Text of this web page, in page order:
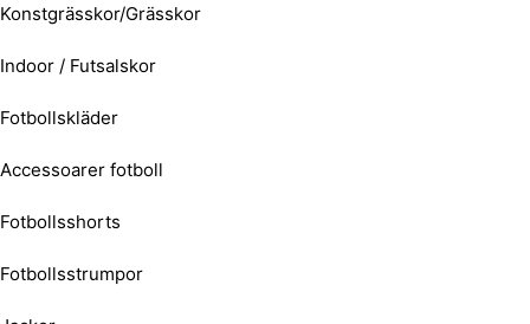
Konstgrässkor/Grässkor
Indoor / Futsalskor
Fotbollskläder
Accessoarer fotboll
Fotbollsshorts
Fotbollsstrumpor